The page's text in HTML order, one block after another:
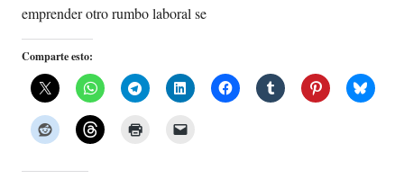
emprender otro rumbo laboral se
Comparte esto: